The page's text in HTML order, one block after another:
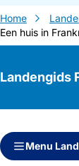
Home
Een huis in
Landengids
Direct
Direct
Menu